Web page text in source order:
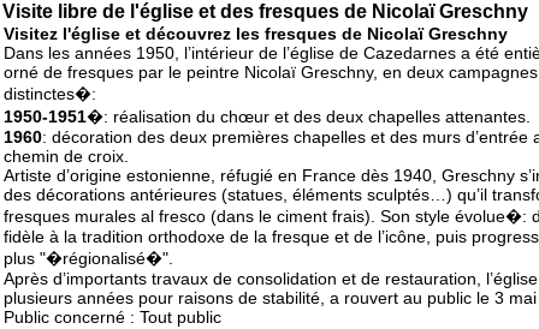
Visite libre de l'église et des fresques de Nicolaï Greschny
Visitez l'église et découvrez les fresques de Nicolaï Greschny
Dans les années 1950, l’intérieur de l’église de Cazedarnes a été
orné de fresques par le peintre Nicolaï Greschny, en deux campagnes
distinctes�:
1950-1951�: réalisation du chœur et des deux chapelles attenantes.
1960: décoration des deux premières chapelles et des murs d’entrée
chemin de croix.
Artiste d’origine estonienne, réfugié en France dès 1940, Greschny
des décorations antérieures (statues, éléments sculptés…) qu’il
fresques murales al fresco (dans le ciment frais). Son style évolue�:
fidèle à la tradition orthodoxe de la fresque et de l’icône, puis
plus "�régionalisé�".
Après d’importants travaux de consolidation et de restauration,
plusieurs années pour raisons de stabilité, a rouvert au public le 3
Public concerné : Tout public